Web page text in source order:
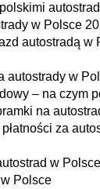
w Polsce
autostradą w
autostrady w
– na czym
na
za
w
Polsce